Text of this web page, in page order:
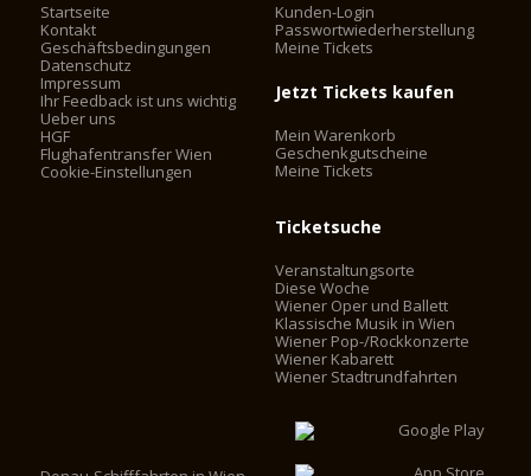
Startseite
Kontakt
Geschäftsbedingungen
Datenschutz
Impressum
Ihr Feedback ist uns wichtig
Ueber uns
HGF
Flughafentransfer Wien
Cookie-Einstellungen
Kunden-Login
Passwortwiederherstellung
Meine Tickets
Jetzt Tickets kaufen
Mein Warenkorb
Geschenkgutscheine
Meine Tickets
Ticketsuche
Veranstaltungsorte
Diese Woche
Wiener Oper und Ballett
Klassische Musik in Wien
Wiener Pop-/Rockkonzerte
Wiener Kabarett
Wiener Stadtrundfahrten